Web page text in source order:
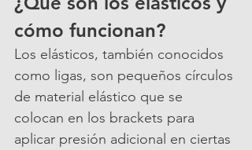
cómo funcionan?
Los elásticos, también conocidos
como ligas, son pequeños círculos
de material elástico que se
colocan en los brackets para
aplicar presión adicional en ciertas